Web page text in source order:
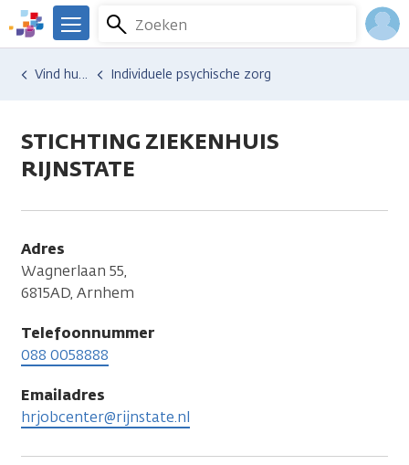
Overslaan
en
naar
We
er
Kanker.nl
Zoeken
Menu
Hulp en ondersteuning
Vind hulp bij kanker Individuele psychische zorg
STICHTING ZIEKENHUIS
RIJNSTATE
Adres
Wagnerlaan 55,
6815AD, Arnhem
Telefoonnummer
088 0058888
Emailadres
hrjobcenter@rijnstate.nl